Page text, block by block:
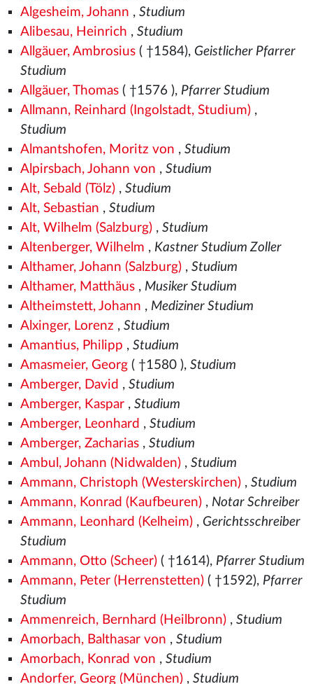
Algesheim, Johann , Studium
Alibesau, Heinrich , Studium
Allgäuer, Ambrosius( †1584), Geistlicher Pfarrer
Studium
Allgäuer, Thomas( †1576 ), Pfarrer Studium
Allmann, Reinhard (Ingolstadt, Studium),
Studium
Almantshofen, Moritz von , Studium
Alpirsbach, Johann von , Studium
Alt, Sebald (Tölz), Studium
Alt, Sebastian , Studium
Alt, Wilhelm (Salzburg), Studium
Altenberger, Wilhelm , Kastner Studium Zoller
Althamer, Johann (Salzburg), Studium
Althamer, Matthäus, Musiker Studium
Altheimstett, Johann , Mediziner Studium
Alxinger, Lorenz , Studium
Amantius, Philipp , Studium
Amasmeier, Georg( †1580 ), Studium
Amberger, David , Studium
Amberger, Kaspar, Studium
Amberger, Leonhard , Studium
Amberger, Zacharias, Studium
Ambul, Johann (Nidwalden), Studium
Ammann, Christoph (Westerskirchen), Studium
Ammann, Konrad (Kaufbeuren), Notar Schreiber
Ammann, Leonhard (Kelheim), Gerichtsschreiber
Studium
Ammann, Otto (Scheer)( †1614), Pfarrer Studium
Ammann, Peter (Herrenstetten)( †1592), Pfarrer
Studium
Ammenreich, Bernhard (Heilbronn), Studium
Amorbach, Balthasar von , Studium
Amorbach, Konrad von , Studium
Andorfer, Georg (München), Studium